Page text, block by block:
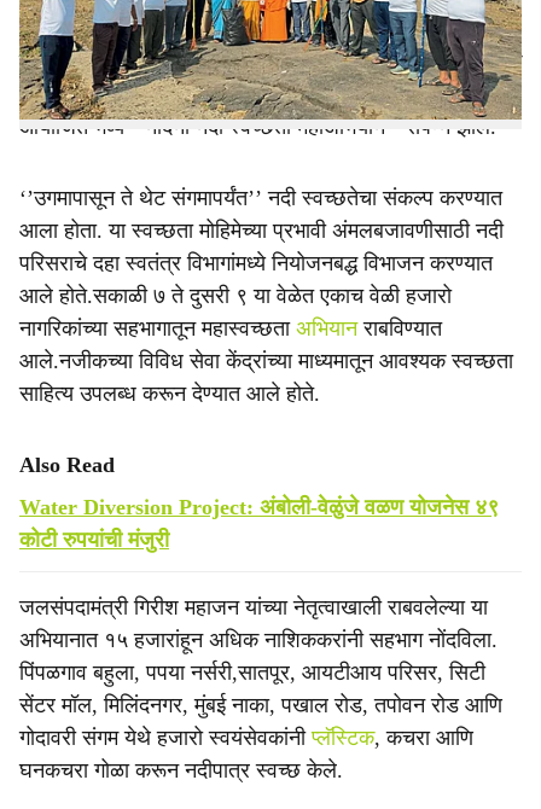
e
आले होते. यावर्षीच्या पर्यावरण दिनाचे प्रमुख आकर्षण म्हणजे
नाशिकच्या सांस्कृतिक, ऐतिहासिक आणि पर्यावरणीय वारशाचे प्रतीक
असलेल्या गोदावरी नदीच्या उपनदी ‘’नंदिनी नदी’’च्या संवर्धनासाठी
आयोजित भव्य ‘’नंदिनी नदी स्वच्छता महाअभियान’’ संपन्न झाले.
‘’उगमापासून ते थेट संगमापर्यंत’’ नदी स्वच्छतेचा संकल्प करण्यात
आला होता. या स्वच्छता मोहिमेच्या प्रभावी अंमलबजावणीसाठी नदी
परिसराचे दहा स्वतंत्र विभागांमध्ये नियोजनबद्ध विभाजन करण्यात
आले होते.सकाळी ७ ते दुसरी ९ या वेळेत एकाच वेळी हजारो
नागरिकांच्या सहभागातून महास्वच्छता अभियानराबविण्यात
आले.नजीकच्या विविध सेवा केंद्रांच्या माध्यमातून आवश्यक स्वच्छता
साहित्य उपलब्ध करून देण्यात आले होते.
Also Read
Water Diversion Project: अंबोली-वेळुंजे वळण योजनेस ४९
कोटी रुपयांची मंजुरी
जलसंपदामंत्री गिरीश महाजन यांच्या नेतृत्वाखाली राबवलेल्या या
अभियानात १५ हजारांहून अधिक नाशिककरांनी सहभाग नोंदविला.
पिंपळगाव बहुला, पपया नर्सरी,सातपूर, आयटीआय परिसर, सिटी
सेंटर मॉल, मिलिंदनगर, मुंबई नाका, पखाल रोड, तपोवन रोड आणि
गोदावरी संगम येथे हजारो स्वयंसेवकांनीप्लॅस्टिक, कचरा आणि
घनकचरा गोळा करून नदीपात्र स्वच्छ केले.